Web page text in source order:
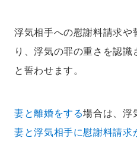
浮気相手への慰謝料請求や
り、浮気の罪の重さを認
と誓わせます。
妻と離婚をする場合は、浮
妻と浮気相手に慰謝料請求